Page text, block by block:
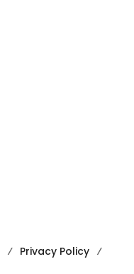
Privacy Policy